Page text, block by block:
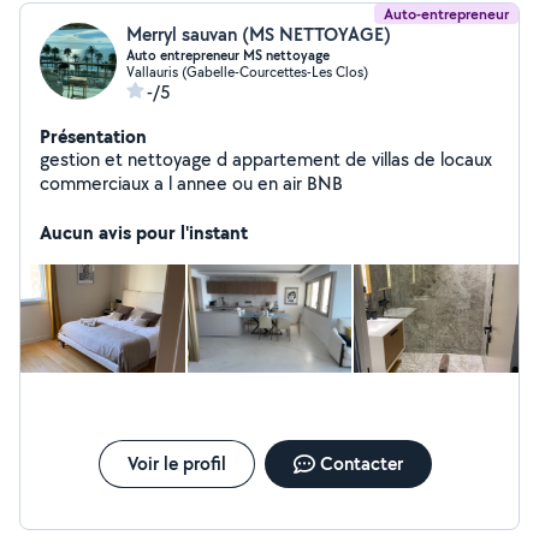
Auto-entrepreneur
Merryl sauvan (MS NETTOYAGE)
Auto entrepreneur MS nettoyage
Vallauris (Gabelle-Courcettes-Les Clos)
-/5
Présentation
gestion et nettoyage d appartement de villas de locaux
commerciaux a l annee ou en air BNB
Aucun avis pour l'instant
Voir le profil Contacter